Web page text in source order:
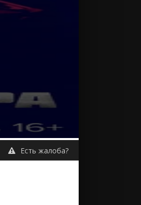
Есть жалоба?